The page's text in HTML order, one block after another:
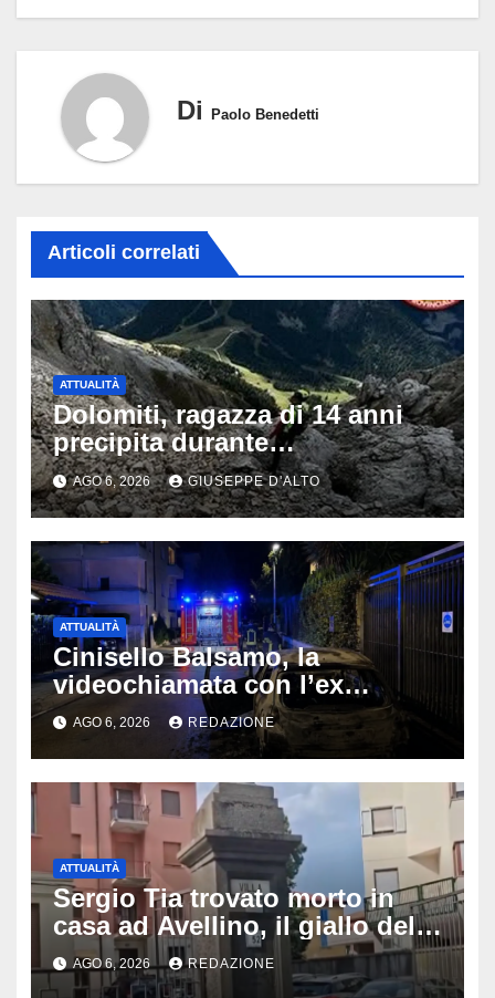
Di Paolo Benedetti
Articoli correlati
ATTUALITÀ
Dolomiti, ragazza di 14 anni
precipita durante
un’escursione: tragedia sul
Latemar davanti alla famiglia
AGO 6, 2026 GIUSEPPE D'ALTO
ATTUALITÀ
Cinisello Balsamo, la
videochiamata con l’ex
fidanzata e il dramma: 35enne
lotta tra la vita e la morte
AGO 6, 2026 REDAZIONE
ATTUALITÀ
Sergio Tia trovato morto in
casa ad Avellino, il giallo della
porta socchiusa: disposta
l’autopsia
AGO 6, 2026 REDAZIONE